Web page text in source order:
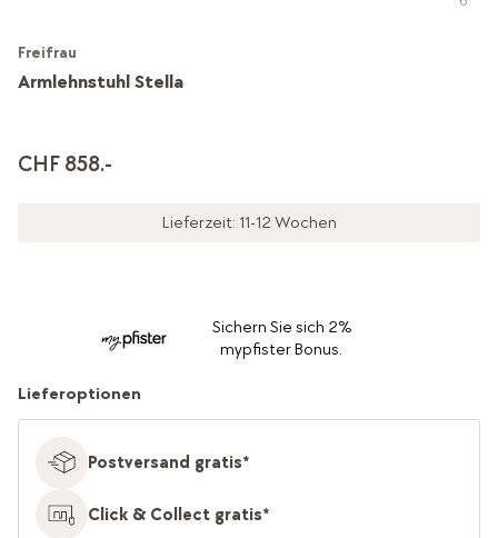
Armlehnstuhl Stella
Freifrau
CHF 858.-
Lieferzeit: 11-12 Wochen
Sichern Sie sich 2%
mypfister Bonus.
Lieferoptionen
Postversand gratis*
Click & Collect gratis*